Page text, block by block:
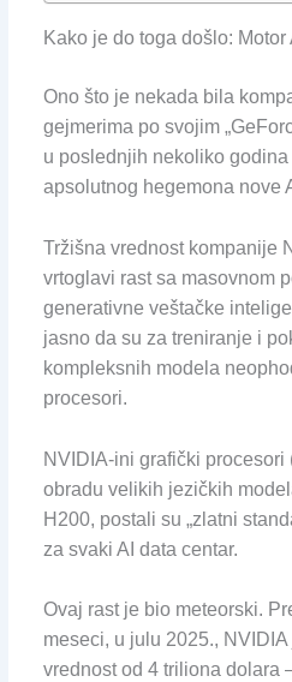
Kako je do toga došlo: Motor
Ono što je nekada bila
gejmerima po svojim
u poslednjih nekoliko
apsolutnog hegemona nove
Tržišna vrednost kompanije
vrtoglavi rast sa masovnom
generativne veštačke
jasno da su za treniranje i
kompleksnih modela
procesori.
NVIDIA-ini grafički procesori
obradu velikih jezičkih
H200, postali su „zlatni
za svaki AI data centar.
Ovaj rast je bio meteorski.
meseci, u julu 2025.,
vrednost od 4 triliona dolara